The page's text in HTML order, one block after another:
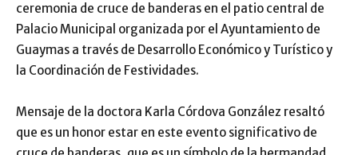
ceremonia de cruce de banderas en el patio central de
Palacio Municipal organizada por el Ayuntamiento de
Guaymas a través de Desarrollo Económico y Turístico y
la Coordinación de Festividades.
Mensaje de la doctora Karla Córdova González resaltó
que es un honor estar en este evento significativo de